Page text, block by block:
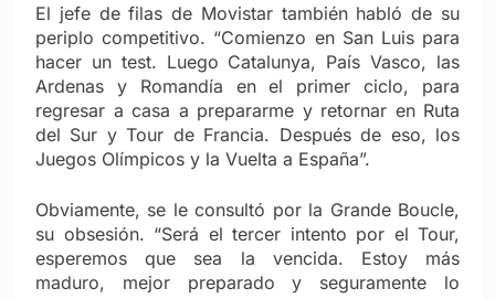
El jefe de filas de Movistar también habló de su
periplo competitivo. “Comienzo en San Luis para
hacer un test. Luego Catalunya, País Vasco, las
Ardenas y Romandía en el primer ciclo, para
regresar a casa a prepararme y retornar en Ruta
del Sur y Tour de Francia. Después de eso, los
Juegos Olímpicos y la Vuelta a España”.
Obviamente, se le consultó por la Grande Boucle,
su obsesión. “Será el tercer intento por el Tour,
esperemos que sea la vencida. Estoy más
maduro, mejor preparado y seguramente lo